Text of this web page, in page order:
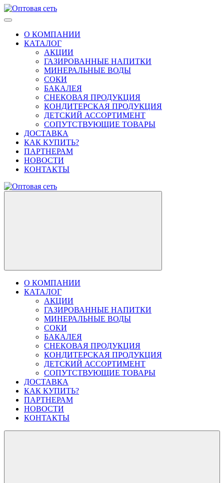
О КОМПАНИИ
КАТАЛОГ
АКЦИИ
ГАЗИРОВАННЫЕ НАПИТКИ
МИНЕРАЛЬНЫЕ ВОДЫ
СОКИ
БАКАЛЕЯ
СНЕКОВАЯ ПРОДУКЦИЯ
КОНДИТЕРСКАЯ ПРОДУКЦИЯ
ДЕТСКИЙ АССОРТИМЕНТ
СОПУТСТВУЮЩИЕ ТОВАРЫ
ДОСТАВКА
КАК КУПИТЬ?
ПАРТНЕРАМ
НОВОСТИ
КОНТАКТЫ
О КОМПАНИИ
КАТАЛОГ
АКЦИИ
ГАЗИРОВАННЫЕ НАПИТКИ
МИНЕРАЛЬНЫЕ ВОДЫ
СОКИ
БАКАЛЕЯ
СНЕКОВАЯ ПРОДУКЦИЯ
КОНДИТЕРСКАЯ ПРОДУКЦИЯ
ДЕТСКИЙ АССОРТИМЕНТ
СОПУТСТВУЮЩИЕ ТОВАРЫ
ДОСТАВКА
КАК КУПИТЬ?
ПАРТНЕРАМ
НОВОСТИ
КОНТАКТЫ